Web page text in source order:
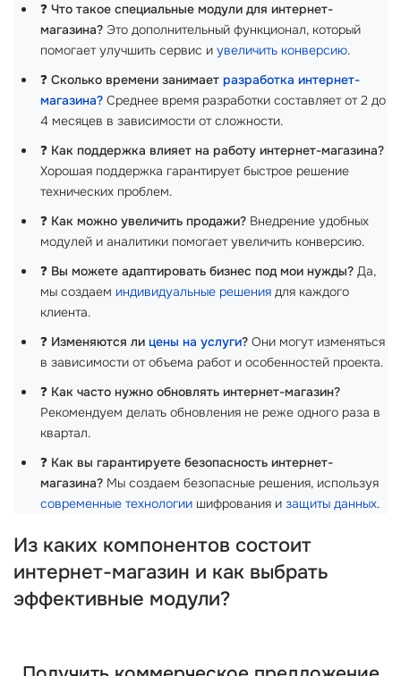
❓ Что такое специальные модули для интернет-
магазина? Это дополнительный функционал, который
помогает улучшить сервис и увеличить конверсию.
❓ Сколько времени занимает разработка интернет-
магазина? Среднее время разработки составляет от 2 до
4 месяцев в зависимости от сложности.
❓ Как поддержка влияет на работу интернет-магазина?
Хорошая поддержка гарантирует быстрое решение
технических проблем.
❓ Как можно увеличить продажи? Внедрение удобных
модулей и аналитики помогает увеличить конверсию.
❓ Вы можете адаптировать бизнес под мои нужды? Да,
мы создаем индивидуальные решения для каждого
клиента.
❓ Изменяются ли цены на услуги? Они могут изменяться
в зависимости от объема работ и особенностей проекта.
❓ Как часто нужно обновлять интернет-магазин?
Рекомендуем делать обновления не реже одного раза в
квартал.
❓ Как вы гарантируете безопасность интернет-
магазина? Мы создаем безопасные решения, используя
современные технологии шифрования и защиты данных.
Из каких компонентов состоит
интернет-магазин и как выбрать
эффективные модули?